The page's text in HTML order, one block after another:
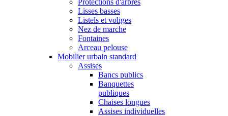
Protections d'arbres
Lisses basses
Listels et voliges
Nez de marche
Fontaines
Arceau pelouse
Mobilier urbain standard
Assises
Bancs publics
Banquettes
publiques
Chaises longues
Assises individuelles